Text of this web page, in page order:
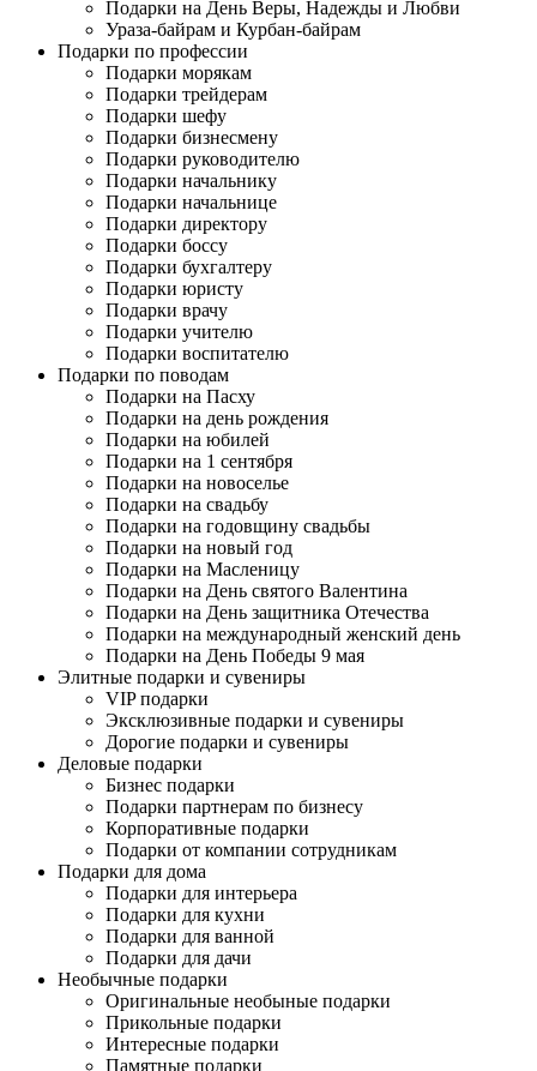
Подарки на День Веры, Надежды и Любви
Ураза-байрам и Курбан-байрам
Подарки по профессии
Подарки морякам
Подарки трейдерам
Подарки шефу
Подарки бизнесмену
Подарки руководителю
Подарки начальнику
Подарки начальнице
Подарки директору
Подарки боссу
Подарки бухгалтеру
Подарки юристу
Подарки врачу
Подарки учителю
Подарки воспитателю
Подарки по поводам
Подарки на Пасху
Подарки на день рождения
Подарки на юбилей
Подарки на 1 сентября
Подарки на новоселье
Подарки на свадьбу
Подарки на годовщину свадьбы
Подарки на новый год
Подарки на Масленицу
Подарки на День святого Валентина
Подарки на День защитника Отечества
Подарки на международный женский день
Подарки на День Победы 9 мая
Элитные подарки и сувениры
VIP подарки
Эксклюзивные подарки и сувениры
Дорогие подарки и сувениры
Деловые подарки
Бизнес подарки
Подарки партнерам по бизнесу
Корпоративные подарки
Подарки от компании сотрудникам
Подарки для дома
Подарки для интерьера
Подарки для кухни
Подарки для ванной
Подарки для дачи
Необычные подарки
Оригинальные необыные подарки
Прикольные подарки
Интересные подарки
Памятные подарки